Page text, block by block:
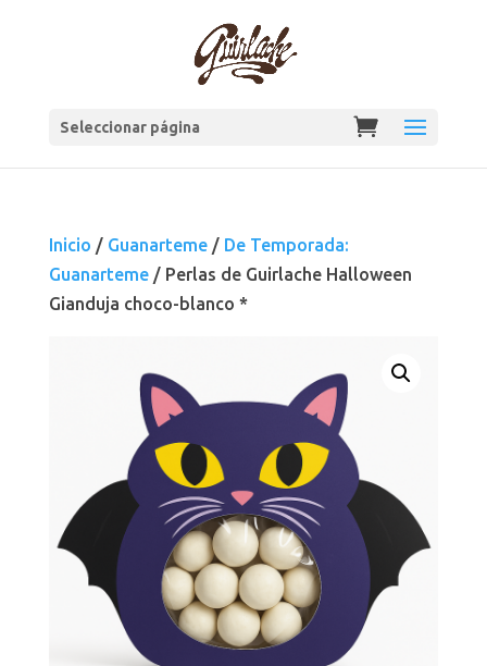
Seleccionar página
Inicio / Guanarteme/ De Temporada:
Guanarteme/ Perlas de Guirlache Halloween
Gianduja choco-blanco *